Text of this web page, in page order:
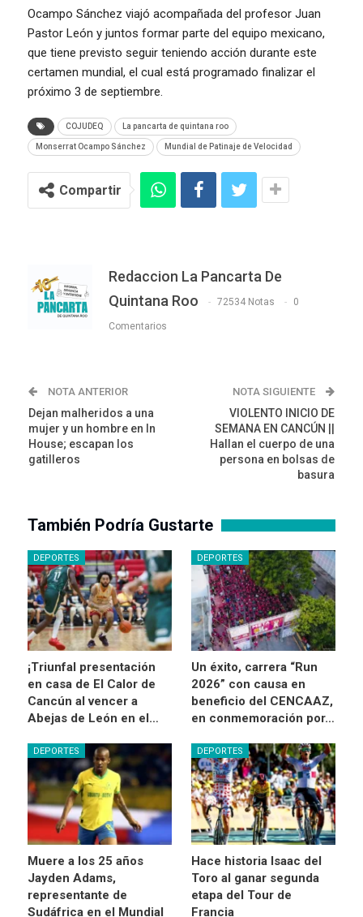
Ocampo Sánchez viajó acompañada del profesor Juan
Pastor León y juntos formar parte del equipo mexicano,
que tiene previsto seguir teniendo acción durante este
certamen mundial, el cual está programado finalizar el
próximo 3 de septiembre.
COJUDEQ La pancarta de quintana roo
Monserrat Ocampo Sánchez Mundial de Patinaje de Velocidad
Compartir
Redaccion La Pancarta De
Quintana Roo
72534 Notas 0
Comentarios
NOTA ANTERIOR
Dejan malheridos a una
mujer y un hombre en In
House; escapan los
gatilleros
NOTA SIGUIENTE
VIOLENTO INICIO DE
SEMANA EN CANCÚN ||
Hallan el cuerpo de una
persona en bolsas de
basura
También Podría Gustarte
DEPORTES
¡Triunfal presentación
en casa de El Calor de
Cancún al vencer a
Abejas de León en el…
DEPORTES
Un éxito, carrera “Run
2026” con causa en
beneficio del CENCAAZ,
en conmemoración por…
DEPORTES
Muere a los 25 años
Jayden Adams,
representante de
Sudáfrica en el Mundial
DEPORTES
Hace historia Isaac del
Toro al ganar segunda
etapa del Tour de
Francia